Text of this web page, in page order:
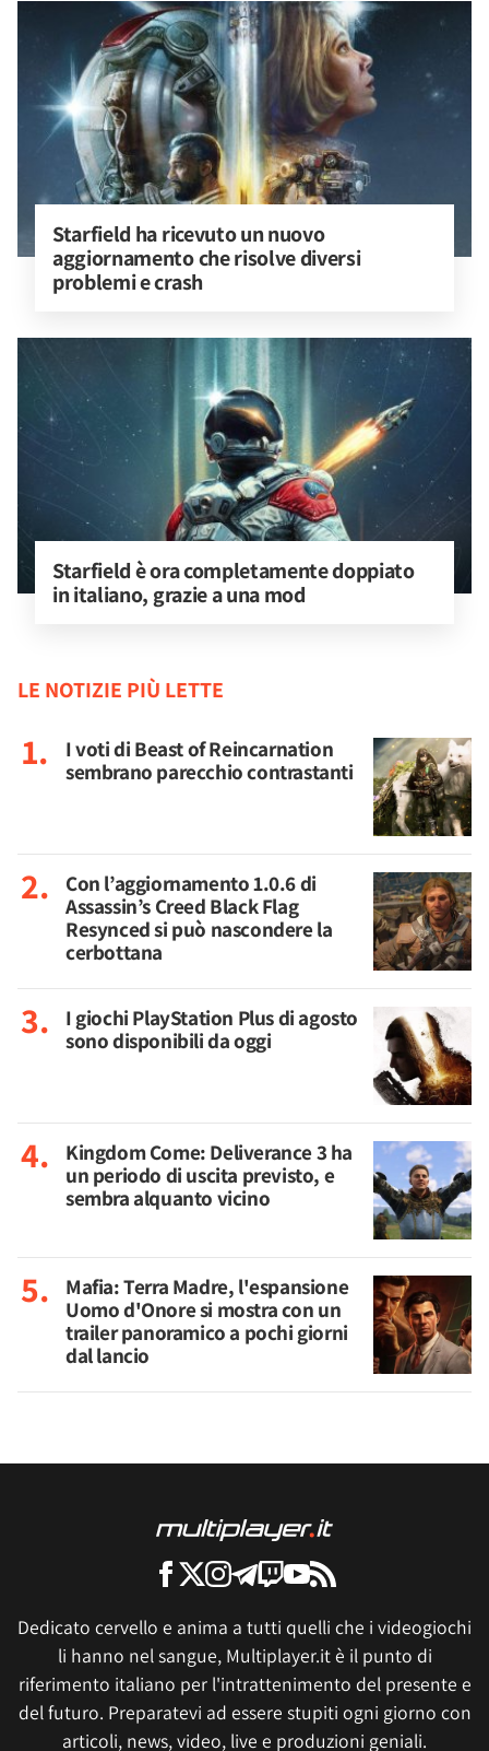
Starfield ha ricevuto un nuovo
aggiornamento che risolve diversi
problemi e crash
Starfield è ora completamente doppiato
in italiano, grazie a una mod
LE NOTIZIE PIÙ LETTE
I voti di Beast of Reincarnation
sembrano parecchio contrastanti
Con l’aggiornamento 1.0.6 di
Assassin’s Creed Black Flag
Resynced si può nascondere la
cerbottana
I giochi PlayStation Plus di agosto
sono disponibili da oggi
Kingdom Come: Deliverance 3 ha
un periodo di uscita previsto, e
sembra alquanto vicino
Mafia: Terra Madre, l'espansione
Uomo d'Onore si mostra con un
trailer panoramico a pochi giorni
dal lancio
Dedicato cervello e anima a tutti quelli che i videogiochi
li hanno nel sangue, Multiplayer.it è il punto di
riferimento italiano per l'intrattenimento del presente e
del futuro. Preparatevi ad essere stupiti ogni giorno con
articoli, news, video, live e produzioni geniali.